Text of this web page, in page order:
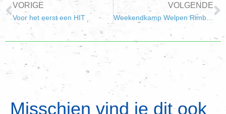
VORIGE
Voor het eerst een HIT
VOLGENDE
Weekendkamp Welpen Rimboe Horde
Misschien vind je dit ook